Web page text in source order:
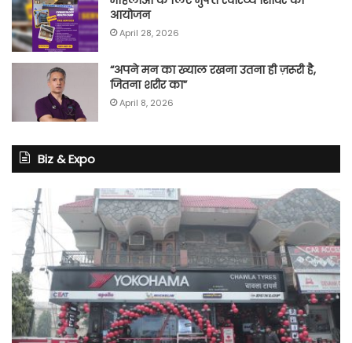
आयोजन
April 28, 2026
“अपने मन का ख्याल रखना उतना ही ज़रूरी है,
जितना शरीर का”
April 8, 2026
Biz & Expo